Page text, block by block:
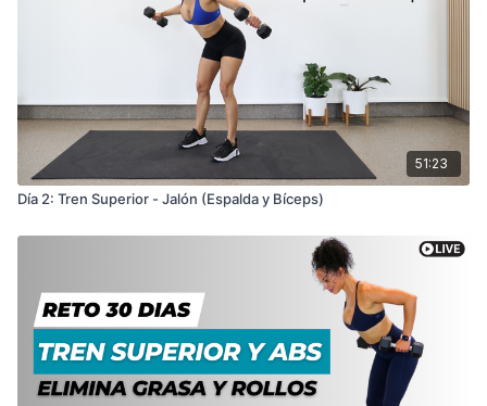
: Remo con barra T 8, 10, 12, 15
Bloque 2 BÍCEPS
: Curl de biceps con barra 8, 10, 12,
15 rep | 3 series totales
Bloque 3 ESPALDA
: Jalones con mancuernas 8, 10,
12, 15 rep | 3 series totales
: Curl de martillo con mancuernas 8,
10, 12, 15 rep | 2 series totales
Bloque 5: Rutina abdominal
51:23
Día 2: Tren Superior - Jalón (Espalda y Bíceps)